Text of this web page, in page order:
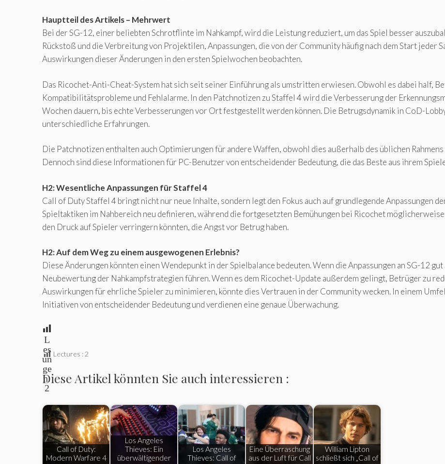
Hauptteil des Artikels – Mehrwert
Bei der SG-12, einer beliebten Schrotflinte im Nahkampf, wird die Leistung reduziert, um das Spiel besser
Rückstoß und die Verbreitung von Projektilen, Anpassungen, die von der Community häufig nach dem Start jeder
Auswirkungen dieser Änderungen in den ersten Spielwochen beobachten.
Das Ricochet-Anti-Cheat-System hat sich seit seiner Einführung als umstritten erwiesen. Obwohl es dabei half,
Kompatibilitätsprobleme und Fehlalarme. In den Patchnotizen zu Staffel 4 wird die Verbesserung der
Wochen dauern, bis echte Verbesserungen vor Ort festgestellt werden können. Die Betrugsdynamik in CoD-
unterschiedliche Erfahrungen.
Die Patchnotizen enthalten auch Optimierungen für andere Waffen, obwohl dies außerhalb des üblichen
Dennoch sind diese Informationen für PC-Benutzer von entscheidender Bedeutung, die das Beste aus ihrem
H2: Wesentliche Anpassungen für Staffel 4
Call of Duty Staffel 4 bringt nicht nur neue Inhalte, sondern legt den Fokus auch auf grundlegende Anpassungen
Spieltaktiken im Nahbereich neu definieren, während die fortgesetzten Bemühungen bei Ricochet
den Druck auf Spieler verringern könnten, die Angst vor Betrug haben.
H2: Auf dem Weg zu einem ausgewogenen Erlebnis?
Diese Änderungen könnten einen Wendepunkt in der Spielbalance bedeuten. Wenn die Anpassungen an SG-12
Neubewertung der Nahkampfstrategien führen. Wenn es dem Ricochet-Update außerdem gelingt, Betrüger zu
Auswirkungen für ehrliche Spieler zu minimieren, könnte dies Vertrauen in der Community wecken. In einem
Initiativen von entscheidender Bedeutung und verdienen eine genaue Überwachung.
L
es
un
ge
n:
2
Lectures : 2
Diese Artikel könnten Sie auch interessieren :
Call of Duty:
Modern Warfare 4
Los Angeles
Thieves: Ein
überwältigender
Los Angeles
Thieves: Call of
Eine Überraschung
aus der Luft für Call
William Lipton
schließt sich „Call of